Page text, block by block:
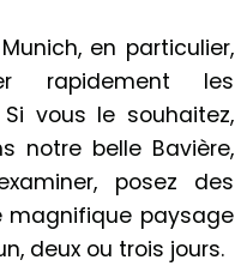
en particulier,
rapidement les
vous le souhaitez,
notre belle Bavière,
posez des
magnifique paysage
deux ou trois jours.